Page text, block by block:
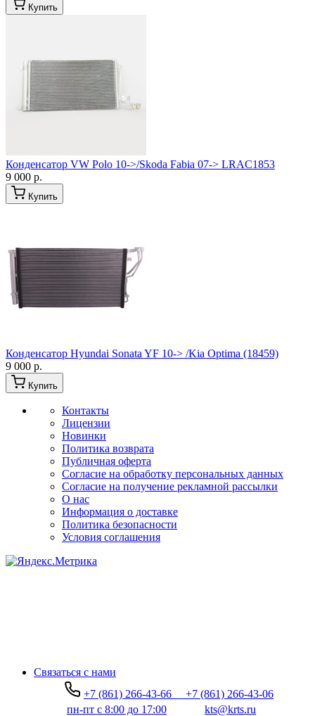
Купить
Конденсатор VW Polo 10->/Skoda Fabia 07-> LRAC1853
9 000 р.
Купить
Конденсатор Hyundai Sonata YF 10-> /Kia Optima (18459)
9 000 р.
Купить
Контакты
Лицензии
Новинки
Политика возврата
Публичная оферта
Согласие на обработку персональных данных
Согласие на получение рекламной рассылки
О нас
Информация о доставке
Политика безопасности
Условия соглашения
Связаться с нами
+7 (861) 266-43-66
+7 (861) 266-43-06
пн-пт с 8:00 до 17:00
kts@krts.ru